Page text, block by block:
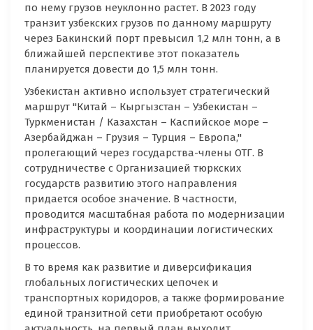
по нему грузов неуклонно растет. В 2023 году
транзит узбекских грузов по данному маршруту
через Бакинский порт превысил 1,2 млн тонн, а в
ближайшей перспективе этот показатель
планируется довести до 1,5 млн тонн.
Узбекистан активно использует стратегический
маршрут "Китай – Кыргызстан – Узбекистан –
Туркменистан / Казахстан – Каспийское море –
Азербайджан – Грузия – Турция – Европа,"
пролегающий через государства-члены ОТГ. В
сотрудничестве с Организацией тюркских
государств развитию этого направления
придается особое значение. В частности,
проводится масштабная работа по модернизации
инфраструктуры и координации логистических
процессов.
В то время как развитие и диверсификация
глобальных логистических цепочек и
транспортных коридоров, а также формирование
единой транзитной сети приобретают особую